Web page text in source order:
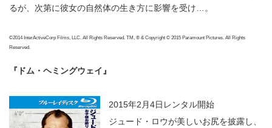
るが、次第に彼女の自然体の生き方に影響を受け…。
©2014 InterActiveCorp Films, LLC. All Rights Reserved. TM, ® & Copyright © 2015 Paramount Pictures. All Rights
Reserved.
『ドム・ヘミングウェイ』
2015年2月4日レンタル開始
ジュード・ロウが美しいお尻を披露し、